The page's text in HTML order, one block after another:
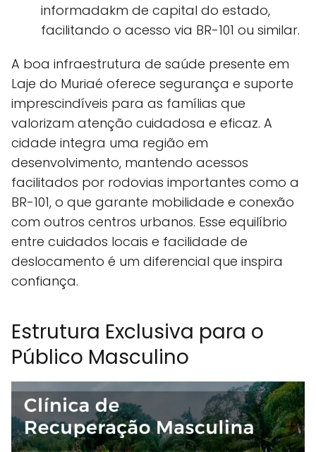
informadakm de capital do estado,
facilitando o acesso via BR-101 ou similar.
A boa infraestrutura de saúde presente em
Laje do Muriaé oferece segurança e suporte
imprescindíveis para as famílias que
valorizam atenção cuidadosa e eficaz. A
cidade integra uma região em
desenvolvimento, mantendo acessos
facilitados por rodovias importantes como a
BR-101, o que garante mobilidade e conexão
com outros centros urbanos. Esse equilíbrio
entre cuidados locais e facilidade de
deslocamento é um diferencial que inspira
confiança.
Estrutura Exclusiva para o
Público Masculino